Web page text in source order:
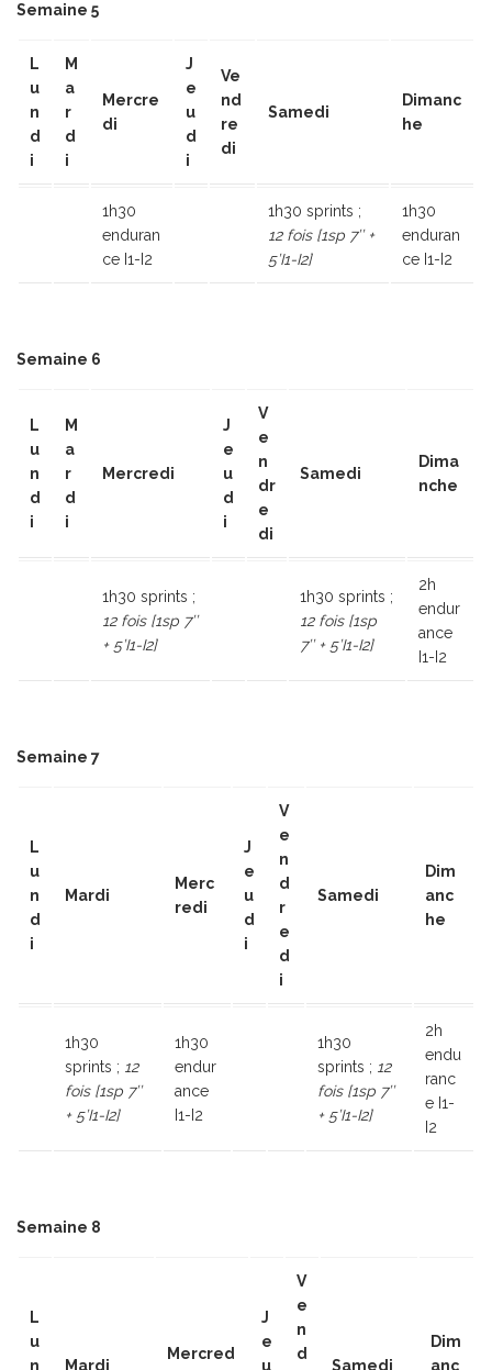
Semaine 5
L
u
n
d
i
M
a
r
d
i
Mercre
di
J
e
u
d
i
Ve
nd
re
di
Samedi
Dimanc
he
1h30
enduran
ce I1-I2
1h30 sprints ;
12 fois [1sp 7’’ +
5’I1-I2]
1h30
enduran
ce I1-I2
Semaine 6
L
u
n
d
i
M
a
r
d
i
Mercredi
J
e
u
d
i
V
e
n
dr
e
di
Samedi
Dima
nche
1h30 sprints ;
12 fois [1sp 7’’
+ 5’I1-I2]
1h30 sprints ;
12 fois [1sp
7’’ + 5’I1-I2]
2h
endur
ance
I1-I2
Semaine 7
L
u
n
d
i
Mardi
Merc
redi
J
e
u
d
i
V
e
n
d
r
e
d
i
Samedi
Dim
anc
he
1h30
sprints ; 12
fois [1sp 7’’
+ 5’I1-I2]
1h30
endur
ance
I1-I2
1h30
sprints ; 12
fois [1sp 7’’
+ 5’I1-I2]
2h
endu
ranc
e I1-
I2
Semaine 8
L
u
n
Mardi
Mercred
J
e
u
V
e
n
d
Samedi
Dim
anc